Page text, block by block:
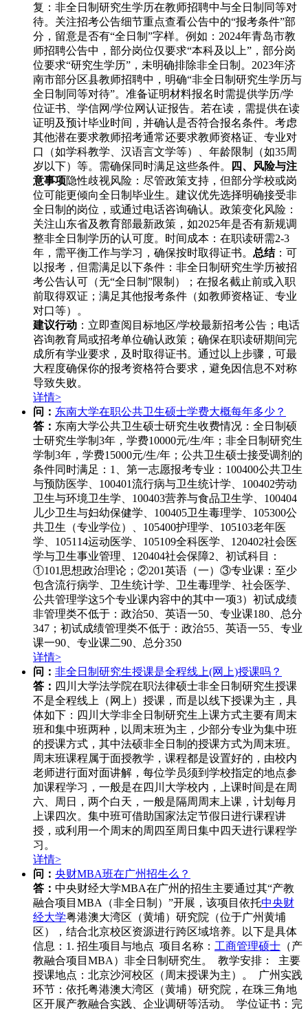
复：非全日制研究生学历在教师招聘中与全日制同等对
待。关注招考公告细节重点查看公告中的“报考条件”部
分，留意是否有“全日制”字样。例如：2024年青岛市教
师招聘公告中，部分岗位仅要求“本科及以上”，部分岗
位要求“研究生学历”，未明确排除非全日制。2023年济
南市部分区县教师招聘中，明确“非全日制研究生学历与
全日制同等对待”。准备证明材料报名时需提供学历/学
位证书、学信网/学位网认证报告。若在读，需提供在读
证明及预计毕业时间，并确认是否符合报名条件。考虑
其他潜在要求教师招考通常还要求教师资格证、专业对
口（如学科教学、汉语言文学等）、年龄限制（如35周
岁以下）等。需确保同时满足这些条件。
四、风险与注
意事项隐性歧视风险：尽管政策支持，但部分学校或岗
位可能更倾向全日制毕业生。建议优先选择明确接受非
全日制的岗位，或通过电话咨询确认。政策变化风险：
关注山东省及教育部最新政策，如2025年是否有新规调
整非全日制学历的认可度。时间成本：在职读研需2-3
年，需平衡工作与学习，确保按时取得证书。 总结：可
以报考，但需满足以下条件：非全日制研究生学历被招
考公告认可（无“全日制”限制）；在报名截止前或入职
前取得双证；满足其他报考条件（如教师资格证、专业
对口等）。
建议行动 ：立即查阅目标地区/学校最新招考公告；电话
咨询教育局或招考单位确认政策；确保在职读研期间完
成所有学业要求，及时取得证书。通过以上步骤，可最
大程度确保你的报考资格符合要求，避免因信息不对称
导致失败。
详情>
问： 东南大学在职公共卫生硕士学费大概每年多少？
答： 东南大学公共卫生硕士研究生收费情况：全日制硕
士研究生学制3年，学费10000元/生/年；非全日制研究生
学制3年，学费15000元/生/年；公共卫生硕士接受调剂的
条件同时满足：1、第一志愿报考专业：100400公共卫生
与预防医学、100401流行病与卫生统计学、100402劳动
卫生与环境卫生学、100403营养与食品卫生学、100404
儿少卫生与妇幼保健学、100405卫生毒理学、105300公
共卫生（专业学位）、105400护理学、105103老年医
学、105114运动医学、105109全科医学、120402社会医
学与卫生事业管理、120404社会保障2、初试科目：
①101思想政治理论；②201英语（一）③专业课：至少
包含流行病学、卫生统计学、卫生毒理学、社会医学、
公共管理学这5个专业课内容中的其中一项3）初试成绩
非管理类不低于：政治50、英语一50、专业课180、总分
347；初试成绩管理类不低于：政治55、英语一55、专业
课一90、专业课二90、总分350
详情>
问： 非全日制研究生授课是全程线上(网上)授课吗？
答： 四川大学法学院在职法律硕士非全日制研究生授课
不是全程线上（网上）授课，而是以线下授课为主，具
体如下：四川大学非全日制研究生上课方式主要有周末
班和集中班两种，以周末班为主，少部分专业为集中班
的授课方式，其中法硕非全日制的授课方式为周末班。
周末班课程属于面授教学，课程都是设置好的，由校内
老师进行面对面讲解，每位学员须到学校指定的地点参
加课程学习，一般是在四川大学校内，上课时间是在周
六、周日，两个白天，一般是隔周周末上课，计划每月
上课四次。集中班可借助国家法定节假日进行课程讲
授，或利用一个周末的周四至周日集中四天进行课程学
习。
详情>
问： 央财MBA班在广州招生么？
答： 中央财经大学MBA在广州的招生主要通过其“产教
融合项目MBA（非全日制）”开展，该项目依托中央财
经大学粤港澳大湾区（黄埔）研究院（位于广州黄埔
区），结合北京校区资源进行跨区域培养。以下是具体
信息：1. 招生项目与地点 项目名称： 工商管理硕士 （产
教融合项目MBA）非全日制研究生。 教学安排： 主要
授课地点：北京沙河校区（周末授课为主）。 广州实践
环节：依托粤港澳大湾区（黄埔）研究院，在珠三角地
区开展产教融合实践、企业调研等活动。 学位证书：完